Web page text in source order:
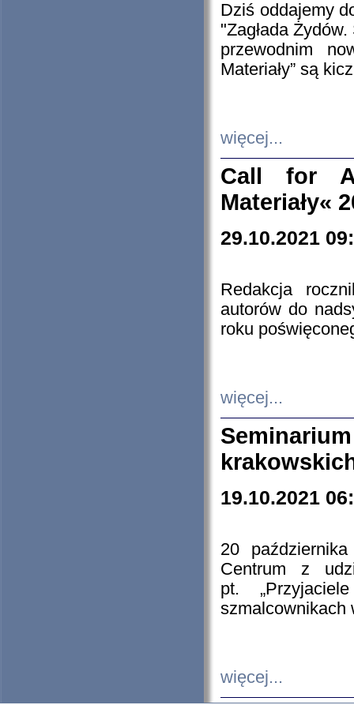
Dziś oddajemy
"Zagłada
przewodnim
Materiały” są
więcej...
Call for
Materiały«
29.10.2021
Redakcja
autorów do
roku
więcej...
19.10.2021
20
Centrum z
pt.
szmalcownikach
więcej...